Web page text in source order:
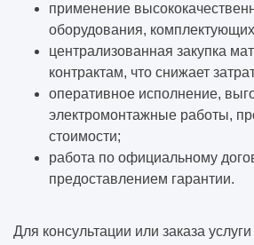
применение
оборудования,
централизованная закупка
контрактам, что снижает
оперативное исполнение,
электромонтажные работы,
стоимости;
работа по официальному
предоставлением гарантии.
Для консультации или заказа